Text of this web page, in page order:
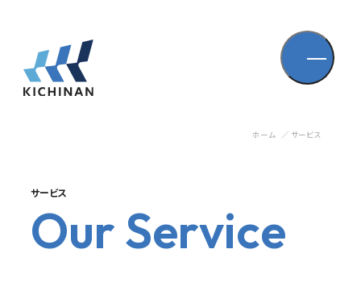
ホーム サービス
サービス
OurService